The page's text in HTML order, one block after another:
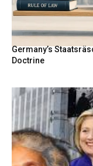
Germany’s
Doctrine